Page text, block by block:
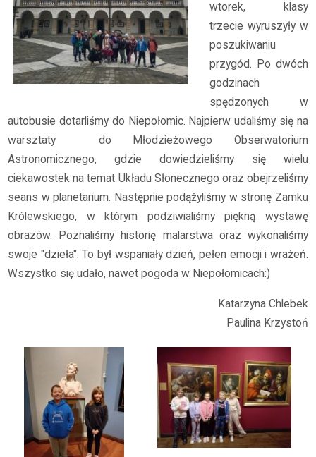
wtorek, klasy
trzecie wyruszyły w
poszukiwaniu
przygód. Po dwóch
godzinach
spędzonych w
autobusie dotarliśmy do Niepołomic. Najpierw udaliśmy się na
warsztaty do Młodzieżowego Obserwatorium
Astronomicznego, gdzie dowiedzieliśmy się wielu
ciekawostek na temat Układu Słonecznego oraz obejrzeliśmy
seans w planetarium. Następnie podążyliśmy w stronę Zamku
Królewskiego, w którym podziwialiśmy piękną wystawę
obrazów. Poznaliśmy historię malarstwa oraz wykonaliśmy
swoje "dzieła". To był wspaniały dzień, pełen emocji i wrażeń.
Wszystko się udało, nawet pogoda w Niepołomicach:)
Katarzyna Chlebek
Paulina Krzystoń